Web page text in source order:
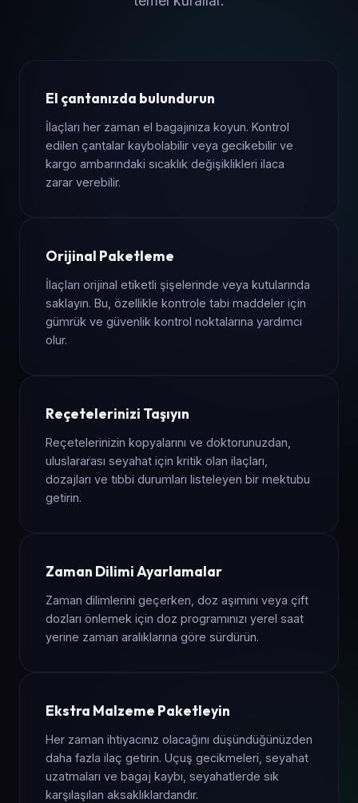
El çantanızda bulundurun
İlaçları her zaman el bagajınıza koyun. Kontrol
edilen çantalar kaybolabilir veya gecikebilir ve
kargo ambarındaki sıcaklık değişiklikleri ilaca
zarar verebilir.
Orijinal Paketleme
İlaçları orijinal etiketli şişelerinde veya kutularında
saklayın. Bu, özellikle kontrole tabi maddeler için
gümrük ve güvenlik kontrol noktalarına yardımcı
olur.
Reçetelerinizi Taşıyın
Reçetelerinizin kopyalarını ve doktorunuzdan,
uluslararası seyahat için kritik olan ilaçları,
dozajları ve tıbbi durumları listeleyen bir mektubu
getirin.
Zaman Dilimi Ayarlamalar
Zaman dilimlerini geçerken, doz aşımını veya çift
dozları önlemek için doz programınızı yerel saat
yerine zaman aralıklarına göre sürdürün.
Ekstra Malzeme Paketleyin
Her zaman ihtiyacınız olacağını düşündüğünüzden
daha fazla ilaç getirin. Uçuş gecikmeleri, seyahat
uzatmaları ve bagaj kaybı, seyahatlerde sık
karşılaşılan aksaklıklardandır.